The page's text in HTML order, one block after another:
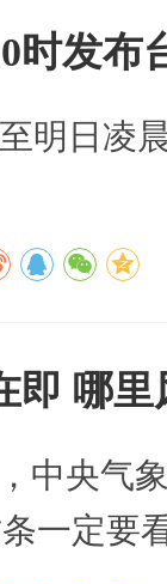
时发布
明日凌
即 哪
中央气
一定要